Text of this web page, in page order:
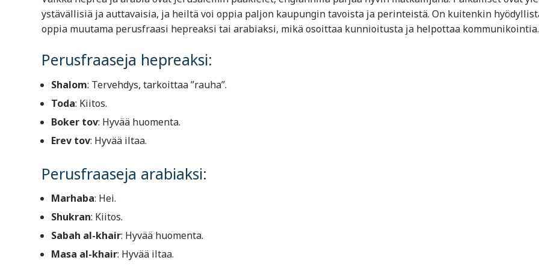
ystävällisiä ja auttavaisia, ja heiltä voi oppia paljon kaupungin tavoista ja perinteistä. On kuitenkin
oppia muutama perusfraasi hepreaksi tai arabiaksi, mikä osoittaa kunnioitusta ja helpottaa kommunikointia.
Perusfraaseja hepreaksi:
Shalom: Tervehdys, tarkoittaa ”rauha”.
Toda: Kiitos.
Boker tov: Hyvää huomenta.
Erev tov: Hyvää iltaa.
Perusfraaseja arabiaksi:
Marhaba: Hei.
Shukran: Kiitos.
Sabah al-khair: Hyvää huomenta.
Masa al-khair: Hyvää iltaa.